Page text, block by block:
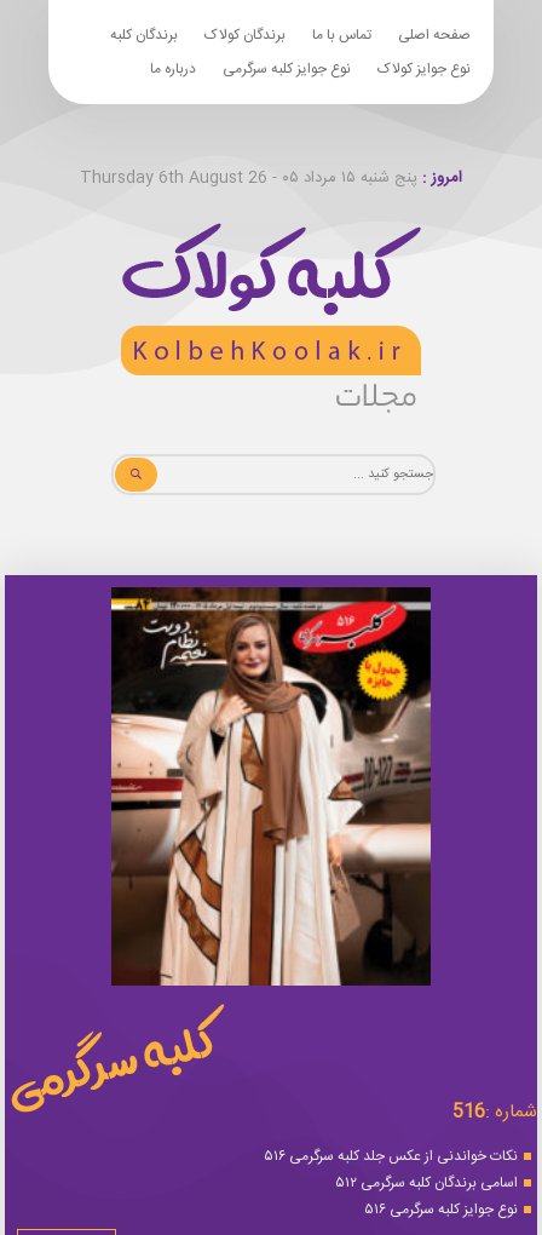
صفحه اصلی تماس با ما برندگان کولاک
برندگان کلبه
نوع جوایز کولاک
نوع جوایز کلبه سرگرمی درباره ما
امروز : پنج شنبه ۱۵ مرداد ۰۵ - Thursday 6th August 26
شماره :516
نکات خواندنی از عکس جلد کلبه سرگرمی ۵۱۶
اسامی برندگان کلبه سرگرمی ۵۱۲
نوع جوایز کلبه سرگرمی ۵۱۶